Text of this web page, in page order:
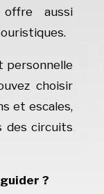
aussi
personnelle
choisir
et escales,
des circuits
?